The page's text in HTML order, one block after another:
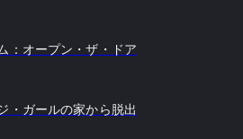
：オープン・ザ・ドア
・ガールの家から脱出